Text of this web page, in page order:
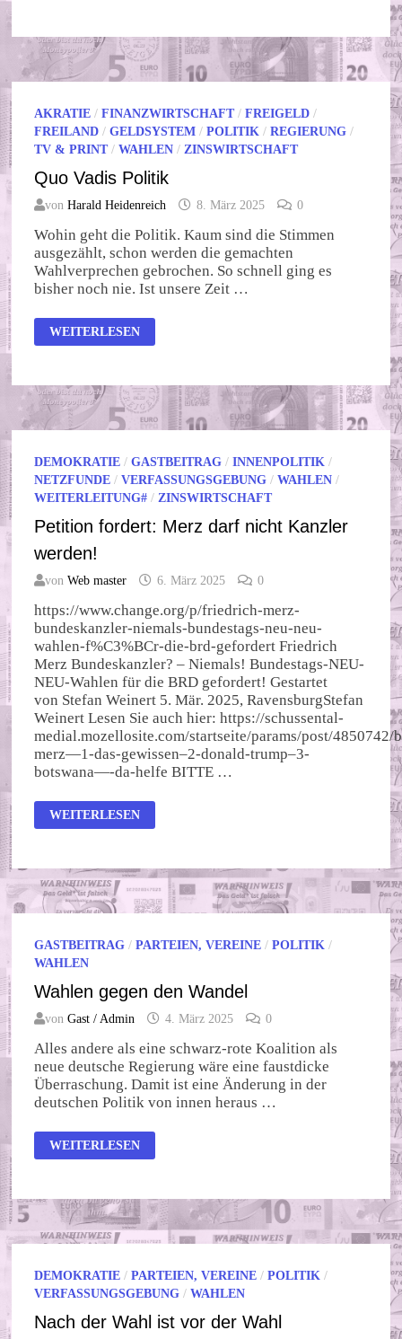
AKRATIE /FINANZWIRTSCHAFT/FREIGELD /
FREILAND /GELDSYSTEM /POLITIK /REGIERUNG /
TV & PRINT/WAHLEN /ZINSWIRTSCHAFT
Quo Vadis Politik
vonHarald Heidenreich 8. März 2025 0
Wohin geht die Politik. Kaum sind die Stimmen
ausgezählt, schon werden die gemachten
Wahlverprechen gebrochen. So schnell ging es
bisher noch nie. Ist unsere Zeit …
QUO
VADIS
WEITERLESEN
DEMOKRATIE /GASTBEITRAG /INNENPOLITIK /
NETZFUNDE /VERFASSUNGSGEBUNG /WAHLEN /
WEITERLEITUNG# /ZINSWIRTSCHAFT
Petition fordert: Merz darf nicht Kanzler
werden!
vonWeb master 6. März 2025 0
https://www.change.org/p/friedrich-merz-
bundeskanzler-niemals-bundestags-neu-neu-
wahlen-f%C3%BCr-die-brd-gefordert Friedrich
Merz Bundeskanzler? – Niemals! Bundestags-NEU-
NEU-Wahlen für die BRD gefordert! Gestartet
von Stefan Weinert 5. Mär. 2025, RavensburgStefan
Weinert Lesen Sie auch hier: https://schussental-
medial.mozellosite.com/startseite/params/post/4850742/
merz—1-das-gewissen–2-donald-trump–3-
botswana—-da-helfe BITTE …
PETITION
FORDERT:
KANZLER
WERDEN!
WEITERLESEN
GASTBEITRAG /PARTEIEN, VEREINE /POLITIK /
WAHLEN
Wahlen gegen den Wandel
vonGast / Admin 4. März 2025 0
Alles andere als eine schwarz-rote Koalition als
neue deutsche Regierung wäre eine faustdicke
Überraschung. Damit ist eine Änderung in der
deutschen Politik von innen heraus …
WAHLEN
GEGEN
WEITERLESEN
DEMOKRATIE /PARTEIEN, VEREINE /POLITIK /
VERFASSUNGSGEBUNG /WAHLEN
Nach der Wahl ist vor der Wahl